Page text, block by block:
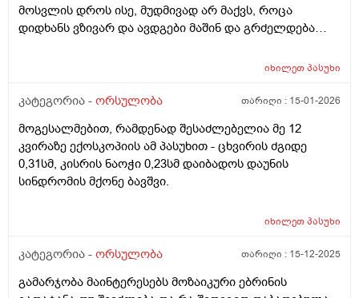
მოსვლის დროს ისე, მუდმივად არ მაქვს, როცა
დიდხანს ვზივარ და ავდგები მაშინ და გრძელდება
რომ ვწევარ მაშინ მტკივა იგივე ხანგრძლივობიფ
რაც ასე ვარ.
იხილეთპასუხი
კატეგორია - ორსულობა თარიღი : 15-01-2026
მოგესალმებით, რამდენად შესაძლებელია მე 12
კვირაზე ექოსკოპიის ამ პასუხით - ცხვირის ძგიდე
0,31სმ, კისრის ნაოჭი 0,23სმ დაიბადოს დაუნის
სინდრომის მქონე ბავშვი.
იხილეთპასუხი
კატეგორია - ორსულობა თარიღი : 15-12-2025
გამარჯობა მაინტერესებს მოზაიკური ებრინის